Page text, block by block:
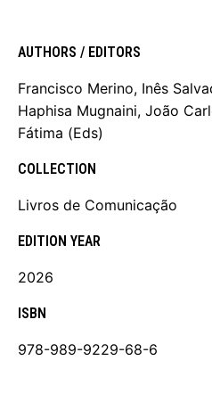
AUTHORS / EDITORS
Francisco Merino, Inês
Haphisa Mugnaini, João
Fátima (Eds)
COLLECTION
Livros de Comunicação
EDITION YEAR
2026
ISBN
978-989-9229-68-6